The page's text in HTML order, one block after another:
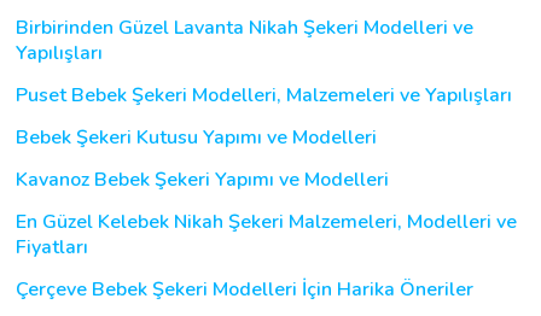
Birbirinden Güzel Lavanta Nikah Şekeri Modelleri ve
Yapılışları
Puset Bebek Şekeri Modelleri, Malzemeleri ve Yapılışları
Bebek Şekeri Kutusu Yapımı ve Modelleri
Kavanoz Bebek Şekeri Yapımı ve Modelleri
En Güzel Kelebek Nikah Şekeri Malzemeleri, Modelleri ve
Fiyatları
Çerçeve Bebek Şekeri Modelleri İçin Harika Öneriler